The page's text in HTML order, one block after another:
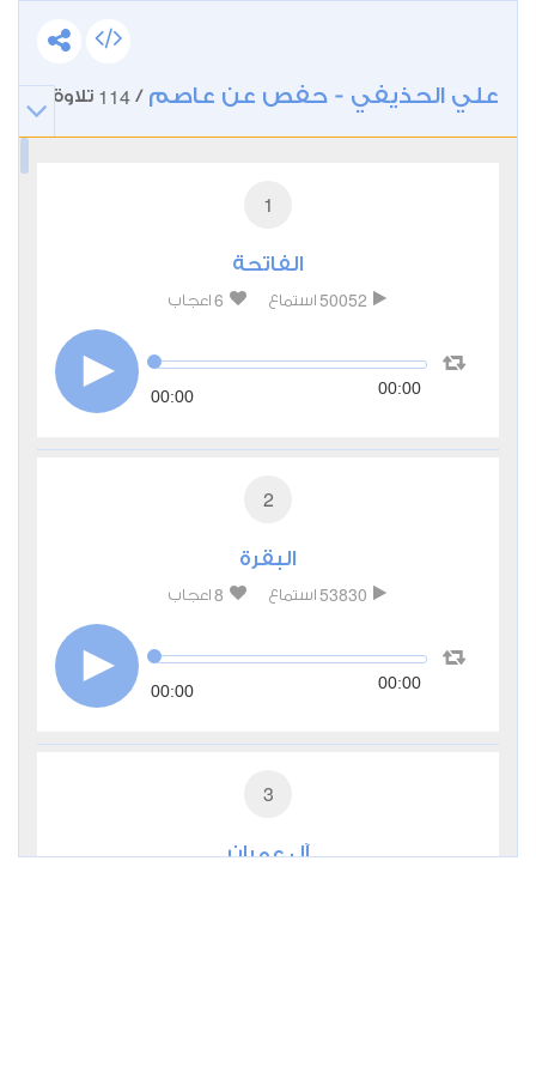
علي الحذيفي - حفص عن عاصم /
114 تلاوة
1
الفاتحة
50052 استماع 6 اعجاب
00:00 00:00
2
البقرة
53830 استماع 8 اعجاب
00:00 00:00
3
آل عمران